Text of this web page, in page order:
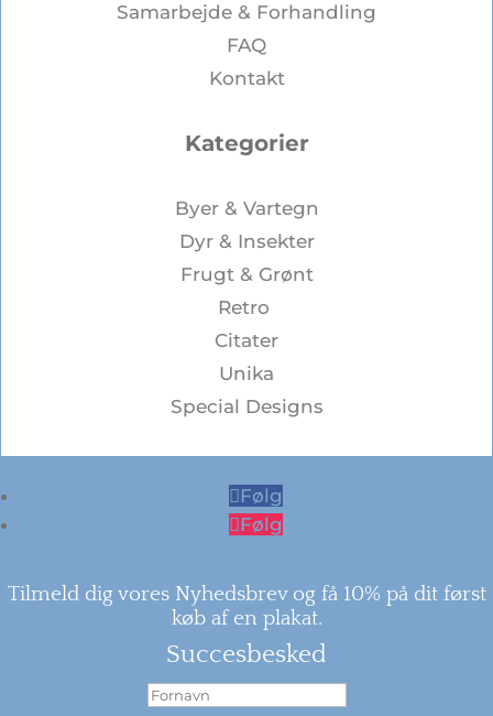
Samarbejde & Forhandling
FAQ
Kontakt
Kategorier
Byer & Vartegn
Dyr & Insekter
Frugt & Grønt
Retro
Citater
Unika
Special Designs
Følg
Følg
Tilmeld dig vores Nyhedsbrev og få 10% på dit først
køb af en plakat.
Succesbesked